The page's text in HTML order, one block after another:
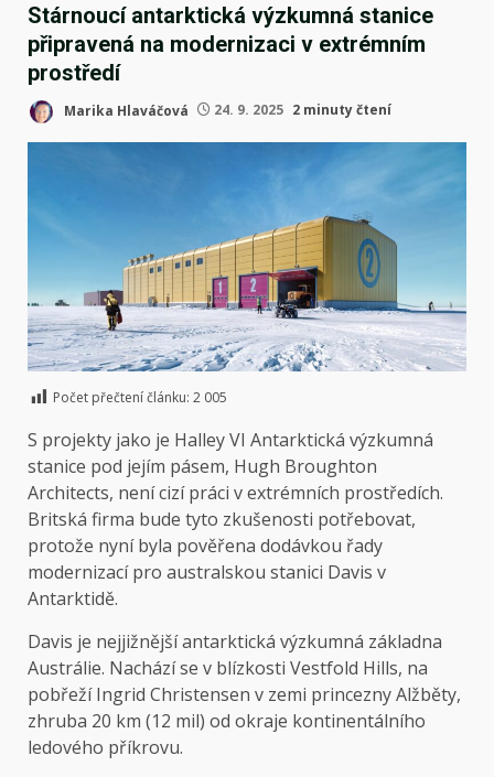
Stárnoucí antarktická výzkumná stanice
připravená na modernizaci v extrémním
prostředí
Marika Hlaváčová 24. 9. 2025 2 minuty čtení
Počet přečtení článku: 2 005
S projekty jako je Halley VI Antarktická výzkumná
stanice pod jejím pásem, Hugh Broughton
Architects, není cizí práci v extrémních prostředích.
Britská firma bude tyto zkušenosti potřebovat,
protože nyní byla pověřena dodávkou řady
modernizací pro australskou stanici Davis v
Antarktidě.
Davis je nejjižnější antarktická výzkumná základna
Austrálie. Nachází se v blízkosti Vestfold Hills, na
pobřeží Ingrid Christensen v zemi princezny Alžběty,
zhruba 20 km (12 mil) od okraje kontinentálního
ledového příkrovu.